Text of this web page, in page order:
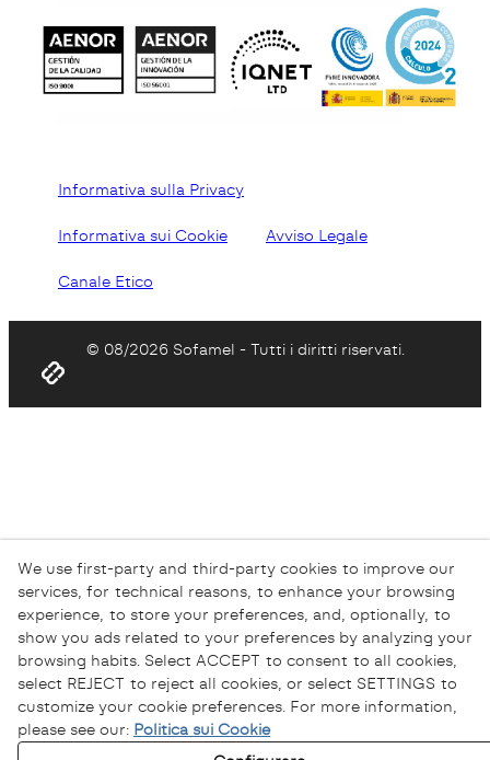
Informativa sulla Privacy
Informativa sui Cookie Avviso Legale
Canale Etico
© 08/2026 Sofamel - Tutti i diritti riservati.
We use first-party and third-party cookies to improve our
services, for technical reasons, to enhance your browsing
experience, to store your preferences, and, optionally, to
show you ads related to your preferences by analyzing your
browsing habits. Select ACCEPT to consent to all cookies,
select REJECT to reject all cookies, or select SETTINGS to
customize your cookie preferences. For more information,
please see our: Politica sui Cookie